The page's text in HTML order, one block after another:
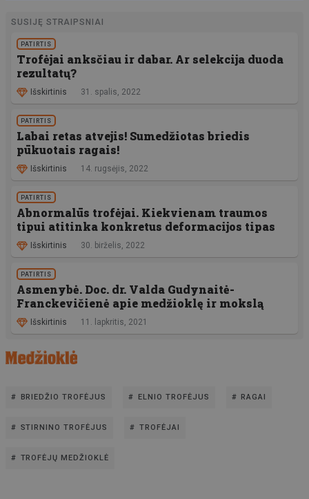
SUSIJĘ STRAIPSNIAI
PATIRTIS
Trofėjai anksčiau ir dabar. Ar selekcija duoda
rezultatų?
Išskirtinis 31. spalis, 2022
PATIRTIS
Labai retas atvejis! Sumedžiotas briedis
pūkuotais ragais!
Išskirtinis 14. rugsėjis, 2022
PATIRTIS
Abnormalūs trofėjai. Kiekvienam traumos
tipui atitinka konkretus deformacijos tipas
Išskirtinis 30. birželis, 2022
PATIRTIS
Asmenybė. Doc. dr. Valda Gudynaitė-
Franckevičienė apie medžioklę ir mokslą
Išskirtinis 11. lapkritis, 2021
BRIEDŽIO TROFĖJUS ELNIO TROFĖJUS RAGAI
STIRNINO TROFĖJUS TROFĖJAI
TROFĖJŲ MEDŽIOKLĖ